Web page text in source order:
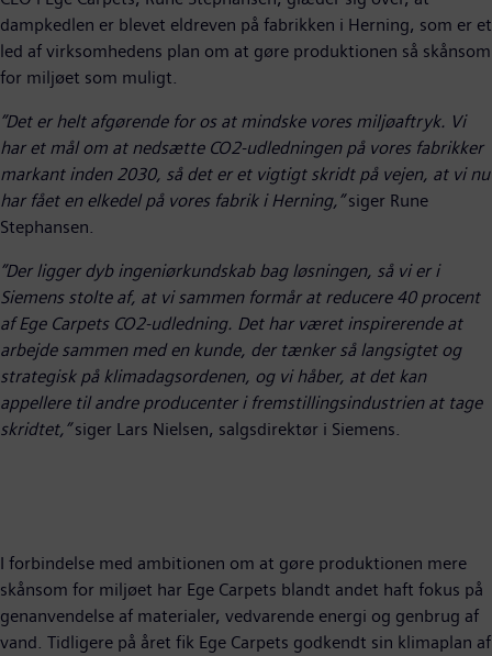
dampkedlen er blevet eldreven på fabrikken i Herning, som er et
led af virksomhedens plan om at gøre produktionen så skånsom
for miljøet som muligt.
”Det er helt afgørende for os at mindske vores miljøaftryk. Vi
har et mål om at nedsætte CO2-udledningen på vores fabrikker
markant inden 2030, så det er et vigtigt skridt på vejen, at vi nu
har fået en elkedel på vores fabrik i Herning,”siger Rune
Stephansen.
”Der ligger dyb ingeniørkundskab bag løsningen, så vi er i
Siemens stolte af, at vi sammen formår at reducere 40 procent
af Ege Carpets CO2-udledning. Det har været inspirerende at
arbejde sammen med en kunde, der tænker så langsigtet og
strategisk på klimadagsordenen, og vi håber, at det kan
appellere til andre producenter i fremstillingsindustrien at tage
skridtet,”siger Lars Nielsen, salgsdirektør i Siemens.
I forbindelse med ambitionen om at gøre produktionen mere
skånsom for miljøet har Ege Carpets blandt andet haft fokus på
genanvendelse af materialer, vedvarende energi og genbrug af
vand. Tidligere på året fik Ege Carpets godkendt sin klimaplan af